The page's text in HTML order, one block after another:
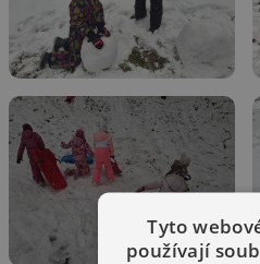
Tyto
používají